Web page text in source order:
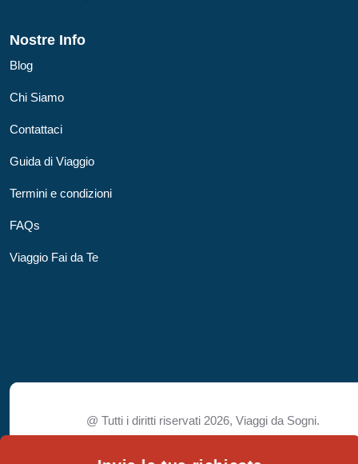
Nostre Info
Blog
Chi Siamo
Contattaci
Guida di Viaggio
Termini e condizioni
FAQs
Viaggio Fai da Te
@ Tutti i diritti riservati 2026, Viaggi da Sogni.